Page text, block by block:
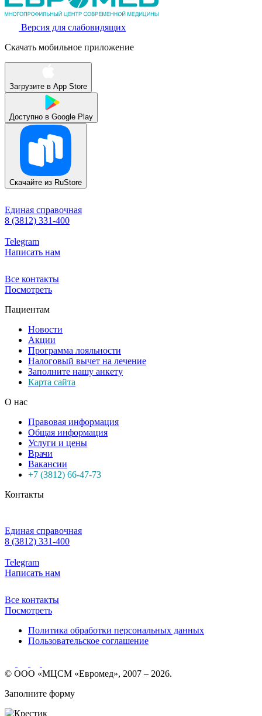
Версия для слабовидящих
Скачать мобильное приложение
Загрузите в App Store
Доступно в Google Play
Скачайте из RuStore
Единая справочная
8 (3812) 331-400
Telegram
Написать нам
Все контакты
Посмотреть
Пациентам
Новости
Акции
Программа лояльности
Налоговый вычет на лечение
Заполните нашу анкету
Карта сайта
О нас
Правовая информация
Общая информация
Услуги и цены
Врачи
Вакансии
+7 (3812) 66-47-73
Контакты
Единая справочная
8 (3812) 331-400
Telegram
Написать нам
Все контакты
Посмотреть
Политика обработки персональных данных
Пользовательское соглашение
© ООО «МЦСМ «Евромед», 2007 – 2026.
Заполните форму